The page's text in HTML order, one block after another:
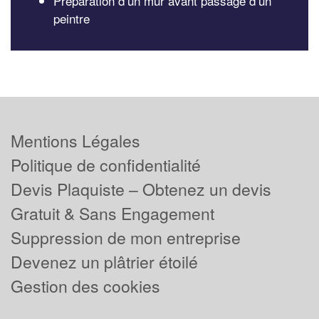
peintre
Mentions Légales
Politique de confidentialité
Devis Plaquiste – Obtenez un devis
Gratuit & Sans Engagement
Suppression de mon entreprise
Devenez un plâtrier étoilé
Gestion des cookies